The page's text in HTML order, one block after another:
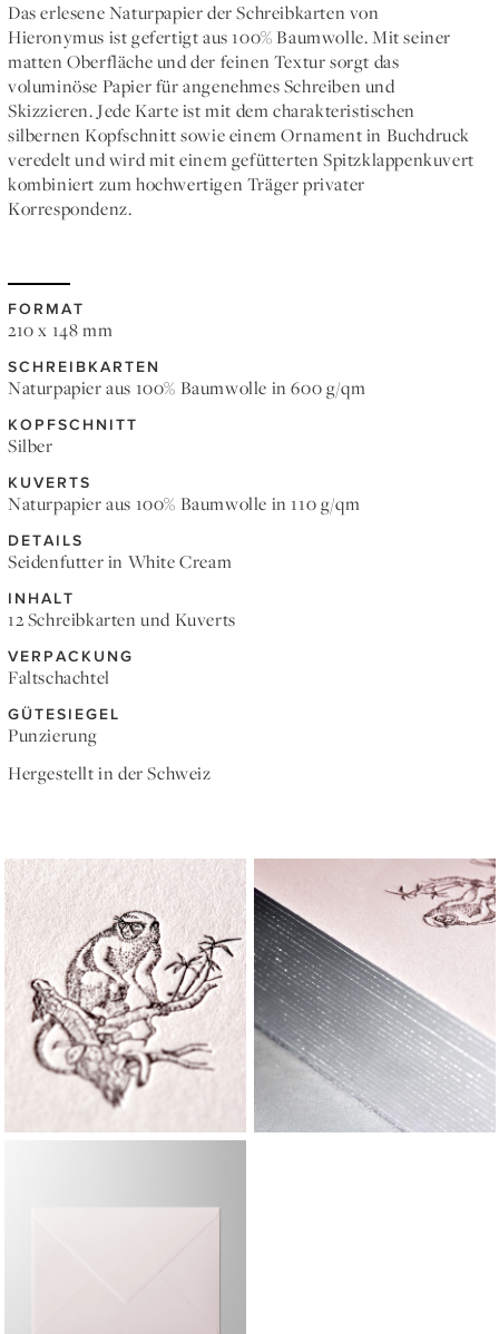
Das erlesene Naturpapier der Schreibkarten von
Hieronymus ist gefertigt aus 100% Baumwolle. Mit seiner
matten Oberfläche und der feinen Textur sorgt das
voluminöse Papier für angenehmes Schreiben und
Skizzieren. Jede Karte ist mit dem charakteristischen
silbernen Kopfschnitt sowie einem Ornament in Buchdruck
veredelt und wird mit einem gefütterten Spitzklappenkuvert
kombiniert zum hochwertigen Träger privater
Korrespondenz.
FORMAT
210 x 148 mm
SCHREIBKARTEN
Naturpapier aus 100% Baumwolle in 600 g/qm
KOPFSCHNITT
Silber
KUVERTS
Naturpapier aus 100% Baumwolle in 110 g/qm
DETAILS
Seidenfutter in White Cream
INHALT
12 Schreibkarten und Kuverts
VERPACKUNG
Faltschachtel
GÜTESIEGEL
Punzierung
Hergestellt in der Schweiz